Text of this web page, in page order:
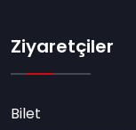
Ziyaretçiler
Bilet